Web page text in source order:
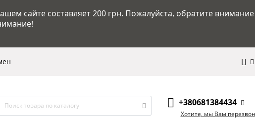
сайте составляет 200 грн. Пожалуйста, обратите
+380681384434
Хотите, мы Вам